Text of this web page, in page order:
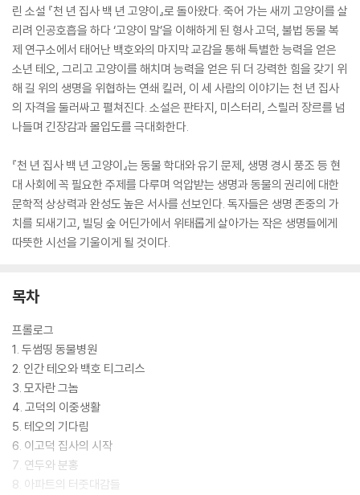
린 소설 『천 년 집사 백 년 고양이』로 돌아왔다. 죽어 가는 새끼 고양이를 살
리려 인공호흡을 하다 ‘고양이 말’을 이해하게 된 형사 고덕, 불법 동물 복
제 연구소에서 태어난 백호와의 마지막 교감을 통해 특별한 능력을 얻은
소년 테오, 그리고 고양이를 해치며 능력을 얻은 뒤 더 강력한 힘을 갖기 위
해 길 위의 생명을 위협하는 연쇄 킬러, 이 세 사람의 이야기는 천 년 집사
의 자격을 둘러싸고 펼쳐진다. 소설은 판타지, 미스터리, 스릴러 장르를 넘
나들며 긴장감과 몰입도를 극대화한다.
『천 년 집사 백 년 고양이』는 동물 학대와 유기 문제, 생명 경시 풍조 등 현
대 사회에 꼭 필요한 주제를 다루며 억압받는 생명과 동물의 권리에 대한
문학적 상상력과 완성도 높은 서사를 선보인다. 독자들은 생명 존중의 가
치를 되새기고, 빌딩 숲 어딘가에서 위태롭게 살아가는 작은 생명들에게
따뜻한 시선을 기울이게 될 것이다.
목차
프롤로그
1. 두썸띵 동물병원
2. 인간 테오와 백호 티그리스
3. 모자란 그놈
4. 고덕의 이중생활
5. 테오의 기다림
6. 이고덕 집사의 시작
7. 연두와 분홍
8. 아파트의 터줏대감들